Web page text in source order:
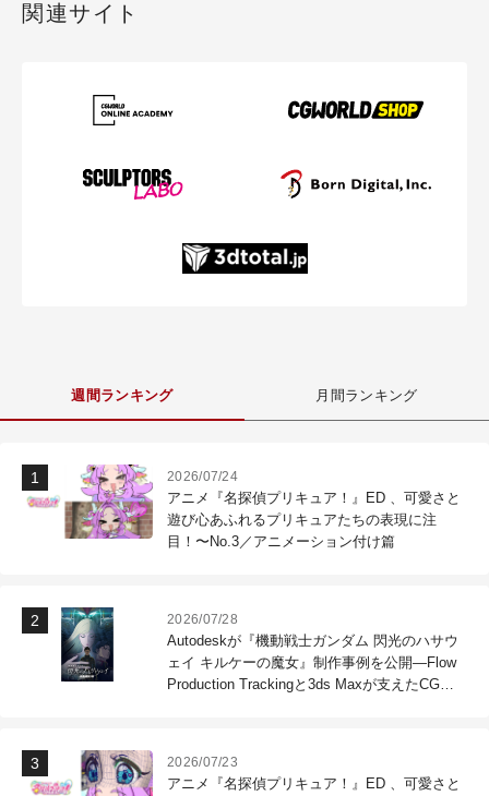
関連サイト
週間ランキング 月間ランキング
2026/07/24
アニメ『名探偵プリキュア！』ED 、可愛さと
遊び心あふれるプリキュアたちの表現に注
目！〜No.3／アニメーション付け篇
2026/07/28
Autodeskが『機動戦士ガンダム 閃光のハサウ
ェイ キルケーの魔女』制作事例を公開―Flow
Production Trackingと3ds Maxが支えたCG制
2026/07/23
アニメ『名探偵プリキュア！』ED 、可愛さと